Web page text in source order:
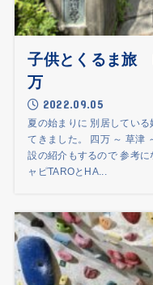
子供とくるま
万
2022.09.05
夏の始まりに 別居してい
てきました。 四万 ～ 草津
設の紹介もするので 参考
ャピTAROとHA...